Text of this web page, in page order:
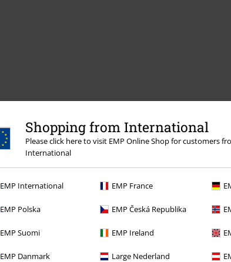
Shopping from International
Please click here to visit EMP Online Shop for customers
International
EMP International EMP France
EMP Polska EMP Česká Republika
EMP Suomi EMP Ireland
EMP Danmark Large Nederland